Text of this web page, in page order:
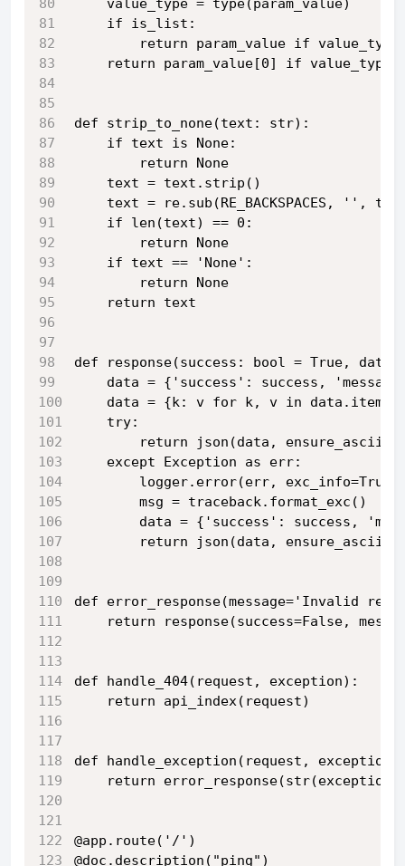
    value_type = type(param_value)
    if is_list:
return param_value if
return param_value[0] if value_type
def strip_to_none(text: str):
    if text is None:
        return None
    text = text.strip()
text = re.sub(RE_BACKSPACES, '',
    if len(text) == 0:
        return None
    if text == 'None':
        return None
    return text
def response(success: bool = True,
data = {'success': success,
data = {k: v for k, v in
    try:
return json(data,
    except Exception as err:
        logger.error(err, exc_info=True)
        msg = traceback.format_exc()
data = {'success': success,
return json(data,
def error_response(message='Invalid
return response(success=False,
def handle_404(request, exception):
    return api_index(request)
def handle_exception(request,
return
@app.route('/')
@doc.description("ping")